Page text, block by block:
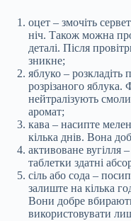
оцет – змочіть
ніч. Також можна
деталі. Після
зникне;
яблуко – розкладіть
розрізаного яблука.
нейтралізують
аромат;
кава – насипте
кілька днів. Вона
активоване вугілля
таблетки здатні
сіль або сода –
залиште на кілька
Вони добре
використовувати